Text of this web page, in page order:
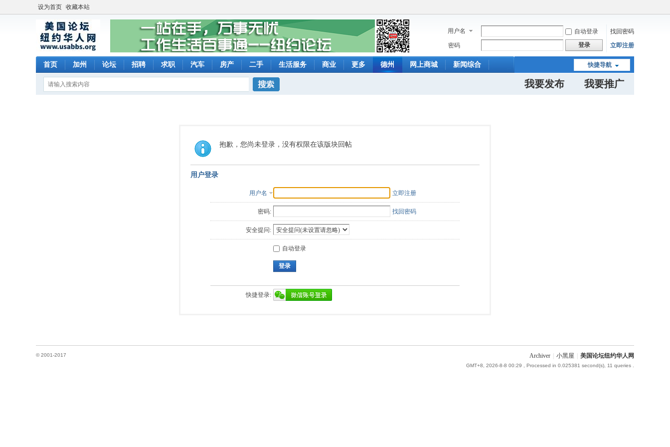
设为首页 收藏本站
用户名 自动登录
找回密码
密码
登录 立即注册
快捷导航
首页 加州 论坛 招聘 求职 汽车 房产 二手 生活服务 商业 更多 德州 网上商城 新闻综合
我要发布 我要推广
抱歉，您尚未登录，没有权限在该版块回帖
用户登录
用户名 立即注册
密码: 找回密码
安全提问:
自动登录
登录
快捷登录:
Archiver 小黑屋 美国论坛纽约华人网
GMT+8, 2026-8-8 00:29 , Processed in 0.025381 second(s), 11 queries .
© 2001-2017